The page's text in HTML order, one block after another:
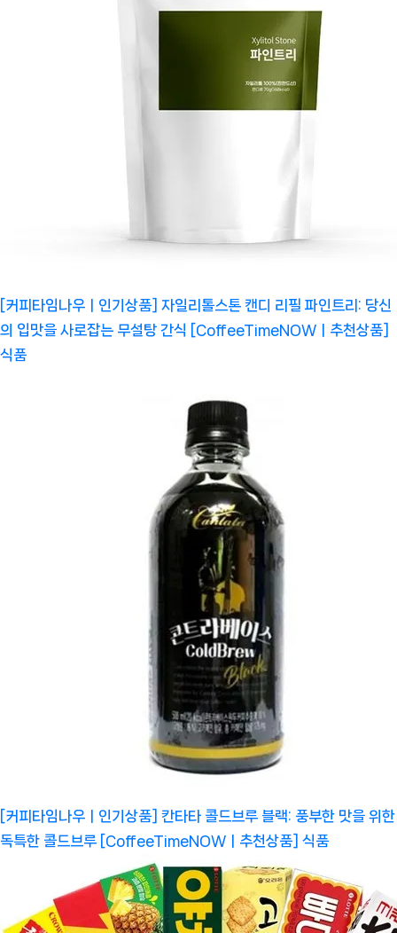
[커피타임나우ㅣ인기상품] 자일리톨스톤 캔디 리필 파인트리: 당신
의 입맛을 사로잡는 무설탕 간식 [CoffeeTimeNOWㅣ추천상품]
식품
[커피타임나우ㅣ인기상품] 칸타타 콜드브루 블랙: 풍부한 맛을 위한
독특한 콜드브루 [CoffeeTimeNOWㅣ추천상품]
식품